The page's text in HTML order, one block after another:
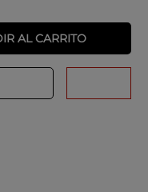
AL CARRITO